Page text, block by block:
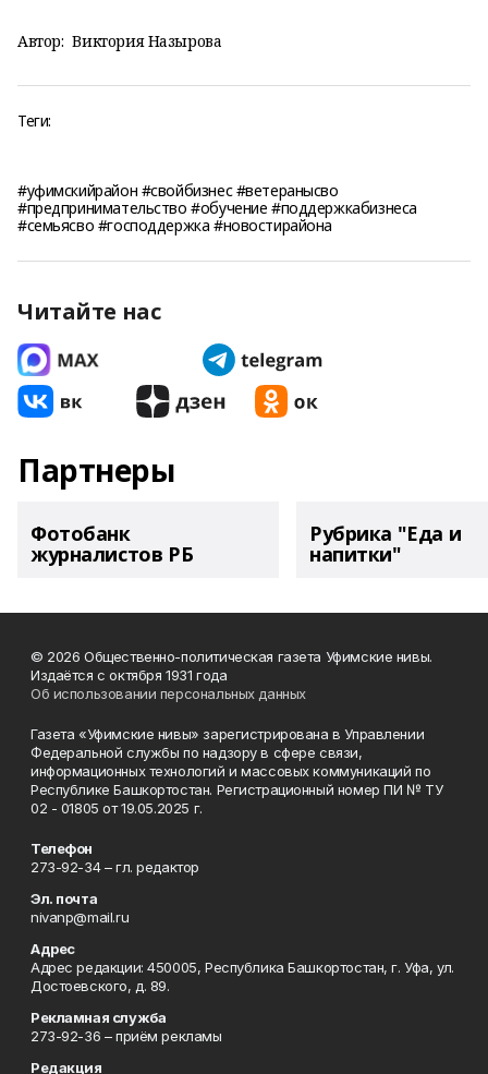
Автор: Виктория Назырова
Теги:
#уфимскийрайон #свойбизнес #ветеранысво
#предпринимательство #обучение #поддержкабизнеса
#семьясво #господдержка #новостирайона
Читайте нас
Партнеры
Фотобанк
журналистов РБ
Рубрика "Еда и
напитки"
© 2026 Общественно-политическая газета Уфимские нивы.
Издаётся с октября 1931 года
Об использовании персональных данных
Газета «Уфимские нивы» зарегистрирована в Управлении
Федеральной службы по надзору в сфере связи,
информационных технологий и массовых коммуникаций по
Республике Башкортостан. Регистрационный номер ПИ № ТУ
02 - 01805 от 19.05.2025 г.
Телефон
273-92-34 – гл. редактор
Эл. почта
nivanp@mail.ru
Адрес
Адрес редакции: 450005, Республика Башкортостан, г. Уфа, ул.
Достоевского, д. 89.
Рекламная служба
273-92-36 – приём рекламы
Редакция